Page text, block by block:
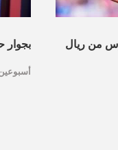
من ريال بجوار